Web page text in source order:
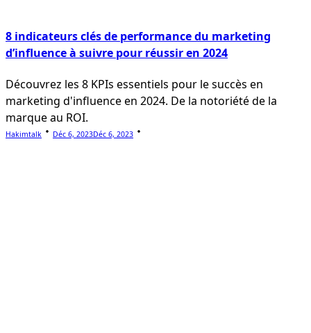
8 indicateurs clés de performance du marketing
d’influence à suivre pour réussir en 2024
Découvrez les 8 KPIs essentiels pour le succès en
marketing d'influence en 2024. De la notoriété de la
marque au ROI.
Hakimtalk Déc 6, 2023Déc 6, 2023